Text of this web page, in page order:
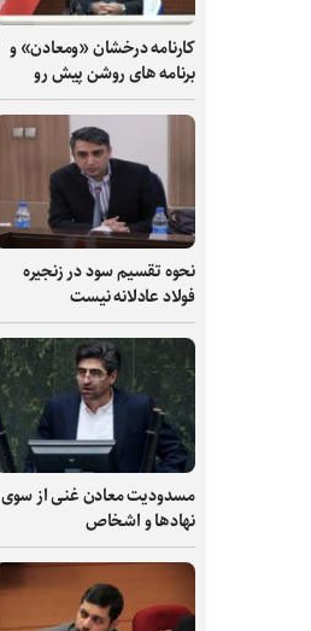
کارنامه درخشان «ومعادن» و
برنامه های روشن پیش رو
نحوه تقسیم سود در زنجیره
فولاد عادلانه نیست
مسدودیت معادن غنی از سوی
نهادها و اشخاص